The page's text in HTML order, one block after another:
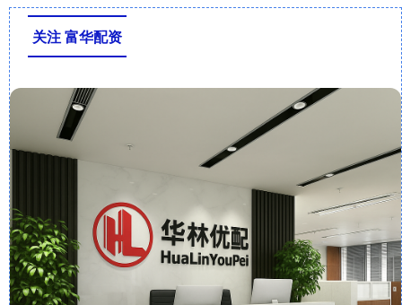
关注 富华配资